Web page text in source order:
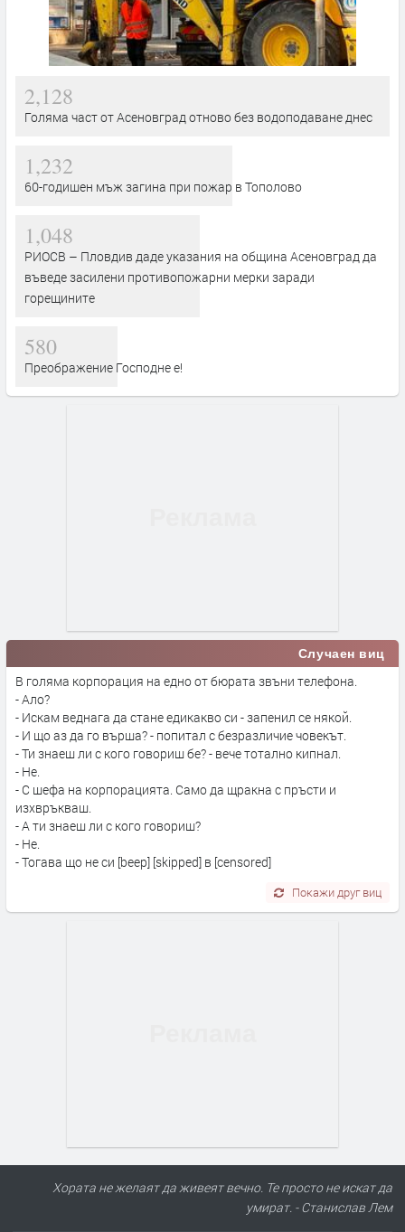
2,128
Голяма част от Асеновград отново без водоподаване днес
1,232
60-годишен мъж загина при пожар в Тополово
1,048
РИОСВ – Пловдив даде указания на община Асеновград да
въведе засилени противопожарни мерки заради
горещините
580
Преображение Господне е!
Случаен виц
В голяма корпорация на едно от бюрата звъни телефона.
- Ало?
- Искам веднага да стане едикакво си - запенил се някой.
- И що аз да го върша? - попитал с безразличие човекът.
- Ти знаеш ли с кого говориш бе? - вече тотално кипнал.
- Не.
- С шефа на корпорацията. Само да щракна с пръсти и
изхвръкваш.
- А ти знаеш ли с кого говориш?
- Не.
- Тогава що не си [beep] [skipped] в [censored]
Покажи друг виц
Хората не желаят да живеят вечно. Те просто не искат да
умират. - Станислав Лем